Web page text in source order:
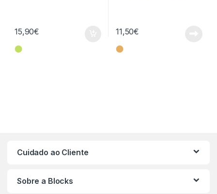
15,90€
⬤
11,50€
⬤
Cuidado ao Cliente
Sobre a Blocks